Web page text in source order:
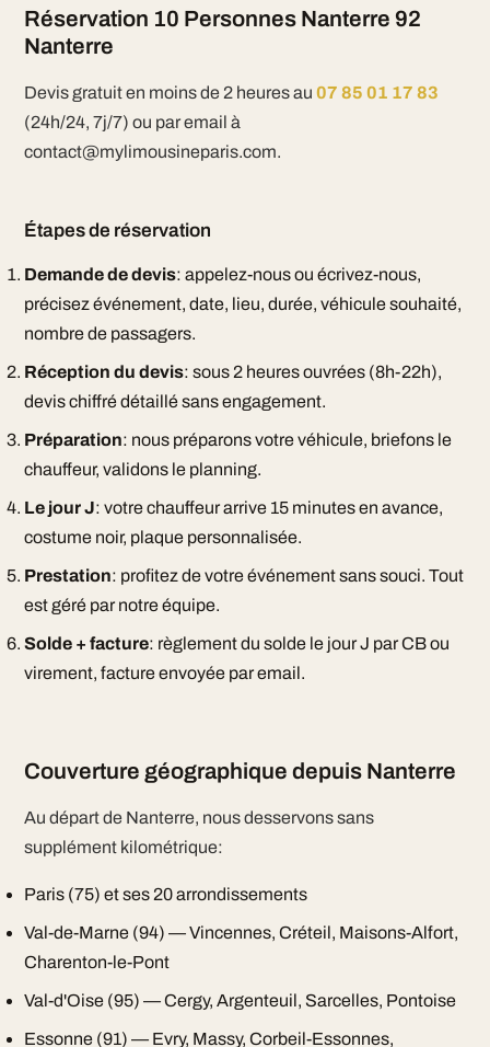
Réservation 10 Personnes Nanterre 92
Nanterre
Devis gratuit en moins de 2 heures au 07 85 01 17 83
(24h/24, 7j/7) ou par email à
contact@mylimousineparis.com.
Étapes de réservation
Demande de devis: appelez-nous ou écrivez-nous,
précisez événement, date, lieu, durée, véhicule souhaité,
nombre de passagers.
Réception du devis: sous 2 heures ouvrées (8h-22h),
devis chiffré détaillé sans engagement.
Préparation: nous préparons votre véhicule, briefons le
chauffeur, validons le planning.
Le jour J: votre chauffeur arrive 15 minutes en avance,
costume noir, plaque personnalisée.
Prestation: profitez de votre événement sans souci. Tout
est géré par notre équipe.
Solde + facture: règlement du solde le jour J par CB ou
virement, facture envoyée par email.
Couverture géographique depuis Nanterre
Au départ de Nanterre, nous desservons sans
supplément kilométrique:
Paris (75) et ses 20 arrondissements
Val-de-Marne (94) — Vincennes, Créteil, Maisons-Alfort,
Charenton-le-Pont
Val-d'Oise (95) — Cergy, Argenteuil, Sarcelles, Pontoise
Essonne (91) — Evry, Massy, Corbeil-Essonnes,